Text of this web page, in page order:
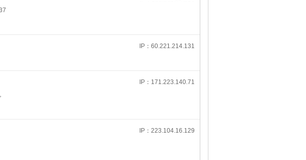
IP：60.221.214.131
IP：171.223.140.71
IP：223.104.16.129